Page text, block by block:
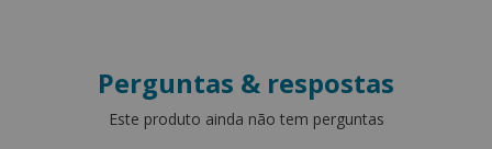
Perguntas & respostas
Este produto ainda não tem perguntas